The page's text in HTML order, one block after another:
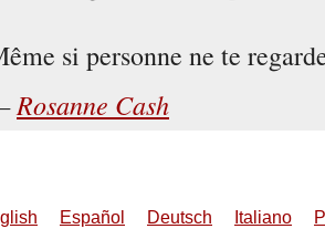
si personne ne te
Rosanne Cash
Español Deutsch Italiano